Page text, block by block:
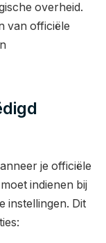
overheid.
van officiële
je officiële
indienen bij
instellingen. Dit